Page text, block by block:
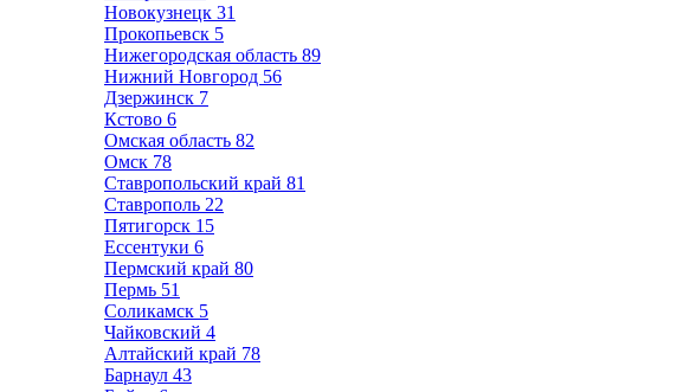
Новокузнецк 31
Прокопьевск 5
Нижегородская область 89
Нижний Новгород 56
Дзержинск 7
Кстово 6
Омская область 82
Омск 78
Ставропольский край 81
Ставрополь 22
Пятигорск 15
Ессентуки 6
Пермский край 80
Пермь 51
Соликамск 5
Чайковский 4
Алтайский край 78
Барнаул 43